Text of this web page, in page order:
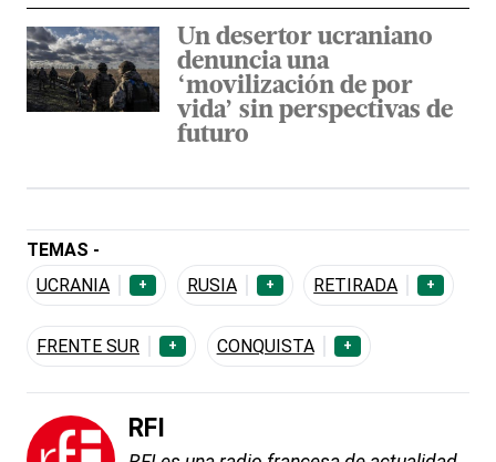
Un desertor ucraniano
denuncia una
‘movilización de por
vida’ sin perspectivas de
futuro
TEMAS -
UCRANIA
+ RUSIA + RETIRADA +
FRENTE SUR + CONQUISTA +
RFI